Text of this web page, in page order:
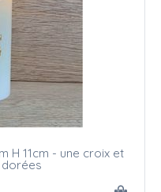
H 11cm - une croix et